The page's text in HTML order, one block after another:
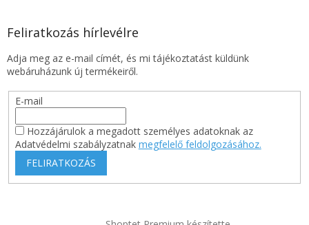
Feliratkozás hírlevélre
Adja meg az e-mail címét, és mi tájékoztatást küldünk
webáruházunk új termékeiről.
E-mail
Hozzájárulok a megadott személyes adatoknak az
Adatvédelmi szabályzatnak megfelelő feldolgozásához.
FELIRATKOZÁS